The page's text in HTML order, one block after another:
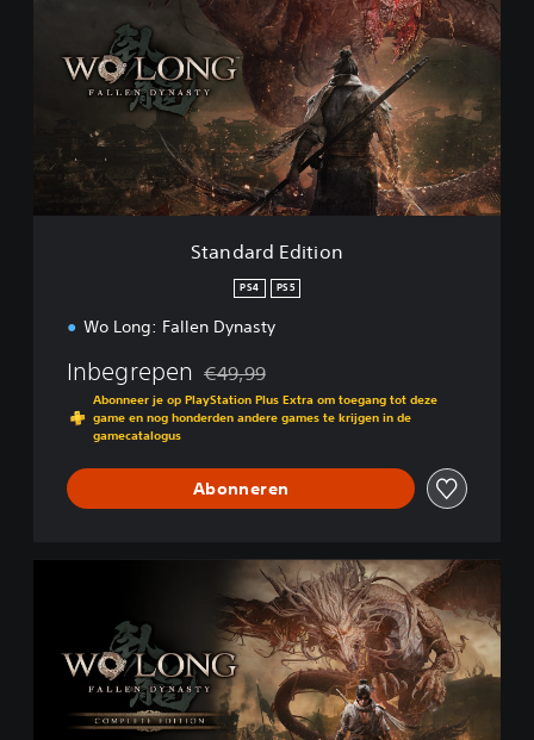
d
t
Standard Edition
PS4 PS5
Wo Long: Fallen Dynasty
Inbegrepen Korting ten opzichte van de
€49,99
Abonneer je op PlayStation Plus Extra om toegang tot deze
game en nog honderden andere games te krijgen in de
gamecatalogus
Abonneren